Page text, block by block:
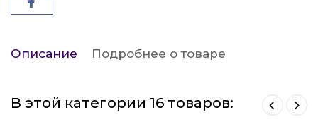
Описание Подробнее о товаре
В этой категории 16 товаров: